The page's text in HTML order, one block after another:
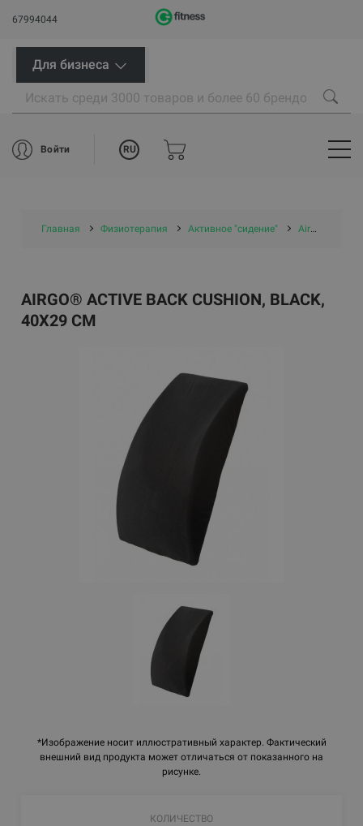
67994044
Для бизнеса
Войти RU
Главная Физиотерапия Активное "сидение" Airgo® Active Back Cushion, black, 40x29 cm
*Изображение носит иллюстративный характер. Фактический
внешний вид продукта может отличаться от показанного на
рисунке.
AIRGO® ACTIVE BACK CUSHION, BLACK,
40X29 CM
КОЛИЧЕСТВО